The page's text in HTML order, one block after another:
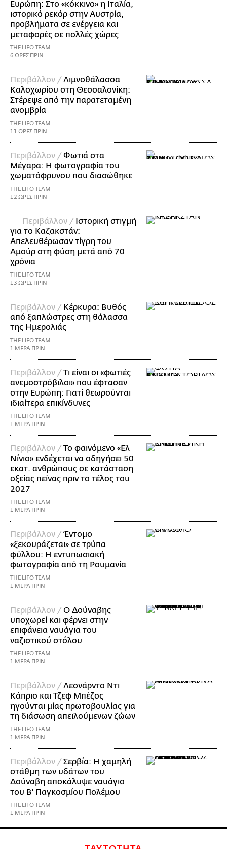
Ευρώπη: Στο «κόκκινο» η Ιταλία,
ιστορικό ρεκόρ στην Αυστρία,
προβλήματα σε ενέργεια και
μεταφορές σε πολλές χώρες
THE LIFO TEAM
6 ΩΡΕΣ ΠΡΙΝ
Περιβάλλον /Λιμνοθάλασσα
Καλοχωρίου στη Θεσσαλονίκη:
Στέρεψε από την παρατεταμένη
ανομβρία
THE LIFO TEAM
11 ΩΡΕΣ ΠΡΙΝ
Περιβάλλον /Φωτιά στα
Μέγαρα: Η φωτογραφία του
χωματόφρυνου που διασώθηκε
THE LIFO TEAM
12 ΩΡΕΣ ΠΡΙΝ
Περιβάλλον / Ιστορική στιγμή
για το Καζακστάν:
Απελευθέρωσαν τίγρη του
Αμούρ στη φύση μετά από 70
χρόνια
THE LIFO TEAM
13 ΩΡΕΣ ΠΡΙΝ
Περιβάλλον / Κέρκυρα: Βυθός
από ξαπλώστρες στη θάλασσα
της Ημερολιάς
THE LIFO TEAM
1 ΜΕΡΑ ΠΡΙΝ
Περιβάλλον /Τι είναι οι «φωτιές
ανεμοστρόβιλοι» που έφτασαν
στην Ευρώπη: Γιατί θεωρούνται
ιδιαίτερα επικίνδυνες
THE LIFO TEAM
1 ΜΕΡΑ ΠΡΙΝ
Περιβάλλον /Το φαινόμενο «Ελ
Νίνιο» ενδέχεται να οδηγήσει 50
εκατ. ανθρώπους σε κατάσταση
οξείας πείνας πριν το τέλος του
2027
THE LIFO TEAM
1 ΜΕΡΑ ΠΡΙΝ
Περιβάλλον /Έντομο
«ξεκουράζεται» σε τρύπα
φύλλου: Η εντυπωσιακή
φωτογραφία από τη Ρουμανία
THE LIFO TEAM
1 ΜΕΡΑ ΠΡΙΝ
Περιβάλλον /Ο Δούναβης
υποχωρεί και φέρνει στην
επιφάνεια ναυάγια του
ναζιστικού στόλου
THE LIFO TEAM
1 ΜΕΡΑ ΠΡΙΝ
Περιβάλλον /Λεονάρντο Ντι
Κάπριο και Τζεφ Μπέζος
ηγούνται μίας πρωτοβουλίας για
τη διάσωση απειλούμενων ζώων
THE LIFO TEAM
1 ΜΕΡΑ ΠΡΙΝ
Περιβάλλον /Σερβία: Η χαμηλή
στάθμη των υδάτων του
Δούναβη αποκάλυψε ναυάγιο
του Β' Παγκοσμίου Πολέμου
THE LIFO TEAM
1 ΜΕΡΑ ΠΡΙΝ